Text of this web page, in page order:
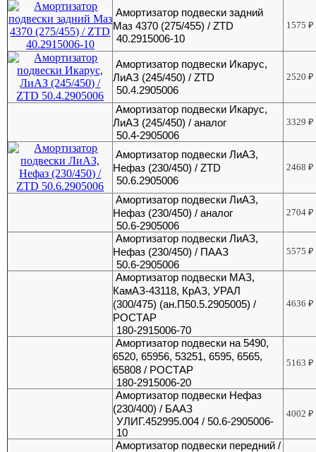
Амортизатор подвески задний
Маз 4370 (275/455) / ZTD
40.2915006-10
1575₽
Амортизатор подвески Икарус,
ЛиАЗ (245/450) / ZTD
50.4.2905006
2520₽
Амортизатор подвески Икарус,
ЛиАЗ (245/450) / аналог
50.4-2905006
3329₽
Амортизатор подвески ЛиАЗ,
Нефаз (230/450) / ZTD
50.6.2905006
2468₽
Амортизатор подвески ЛиАЗ,
Нефаз (230/450) / аналог
50.6-2905006
2704₽
Амортизатор подвески ЛиАЗ,
Нефаз (230/450) / ПААЗ
50.6-2905006
5575₽
Амортизатор подвески МАЗ,
КамАЗ-43118, КрАЗ, УРАЛ
(300/475) (ан.П50.5.2905005) /
РОСТАР
180-2915006-70
4636₽
Амортизатор подвески на 5490,
6520, 65956, 53251, 6595, 6565,
65808 / РОСТАР
180-2915006-20
5163₽
Амортизатор подвески Нефаз
(230/400) / БААЗ
УЛИГ.452995.004 / 50.6-2905006-
10
4002₽
Амортизатор подвески передний /